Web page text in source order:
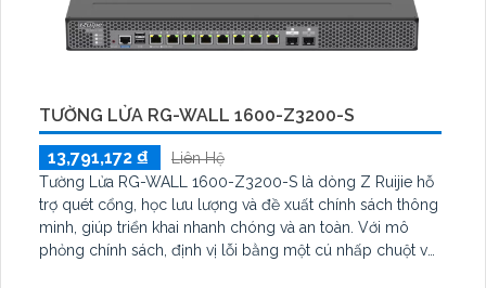
TƯỜNG LỬA RG-WALL 1600-Z3200-S
13,791,172 ₫
Liên Hệ
Tường Lửa RG-WALL 1600-Z3200-S là dòng Z Ruijie hỗ
trợ quét cổng, học lưu lượng và đề xuất chính sách thông
minh, giúp triển khai nhanh chóng và an toàn. Với mô
phỏng chính sách, định vị lỗi bằng một cú nhấp chuột và